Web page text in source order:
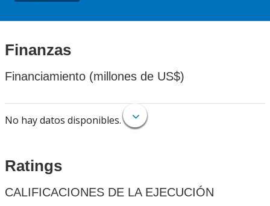
Finanzas
Financiamiento (millones de US$)
No hay datos disponibles.
Ratings
CALIFICACIONES DE LA EJECUCIÓN